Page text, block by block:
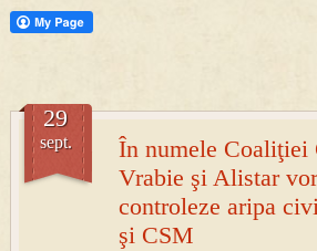
În numele Coaliţiei
Vrabie şi Alistar
controleze aripa
şi CSM
29
sept.